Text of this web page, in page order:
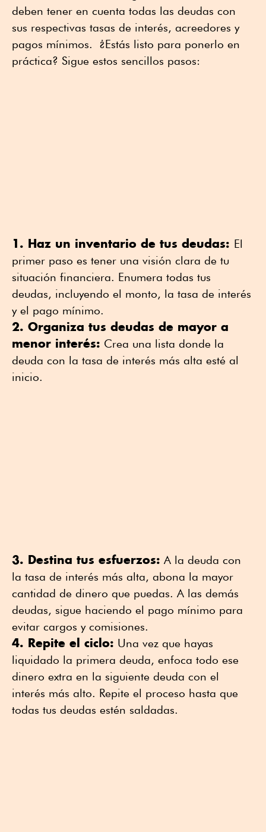
deben tener en cuenta todas las deudas con
sus respectivas tasas de interés, acreedores y
pagos mínimos. ¿Estás listo para ponerlo en
práctica? Sigue estos sencillos pasos:
1. Haz un inventario de tus deudas: El
primer paso es tener una visión clara de tu
situación financiera. Enumera todas tus
deudas, incluyendo el monto, la tasa de interés
y el pago mínimo.
2. Organiza tus deudas de mayor a
menor interés: Crea una lista donde la
deuda con la tasa de interés más alta esté al
inicio.
3. Destina tus esfuerzos: A la deuda con
la tasa de interés más alta, abona la mayor
cantidad de dinero que puedas. A las demás
deudas, sigue haciendo el pago mínimo para
evitar cargos y comisiones.
4. Repite el ciclo: Una vez que hayas
liquidado la primera deuda, enfoca todo ese
dinero extra en la siguiente deuda con el
interés más alto. Repite el proceso hasta que
todas tus deudas estén saldadas.